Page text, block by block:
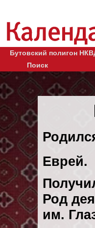
Бутовский полигон
Поиск
Еврей.
Род
им.